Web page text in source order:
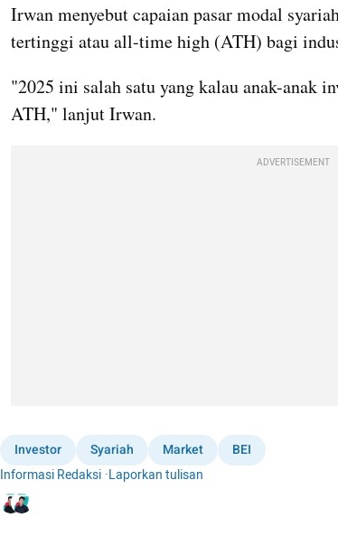
Irwan menyebut capaian pasar modal
tertinggi atau all-time high (ATH) bagi
"2025 ini salah satu yang kalau anak-anak
ATH," lanjut Irwan.
ADVERTISEMENT
Investor Syariah Market
BEI
Informasi Redaksi ·Laporkan tulisan